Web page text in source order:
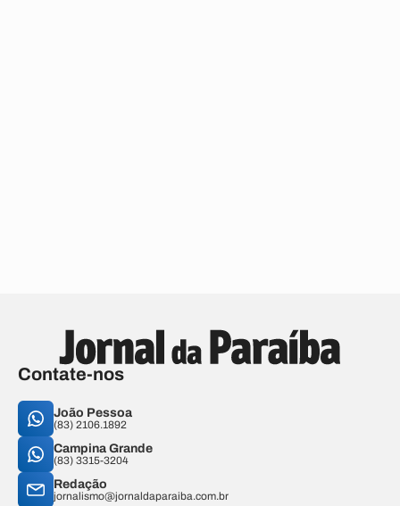
Contate-nos
João Pessoa
(83) 2106.1892
Campina Grande
(83) 3315-3204
Redação
jornalismo@jornaldaparaiba.com.br